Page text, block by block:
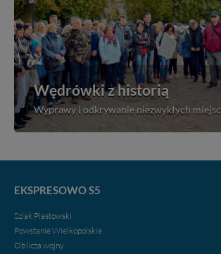
Wędrówki z historią
Wyprawy i odkrywanie niezwykłych miejsc
EKSPRESOWO S5
Szlak Piastowski
Powstanie Wielkopolskie
Oblicza wojny